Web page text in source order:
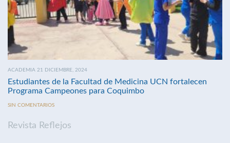
ACADEMIA 21 DICIEMBRE, 2024
Estudiantes de la Facultad de Medicina UCN fortalecen
Programa Campeones para Coquimbo
SIN COMENTARIOS
Revista Reflejos